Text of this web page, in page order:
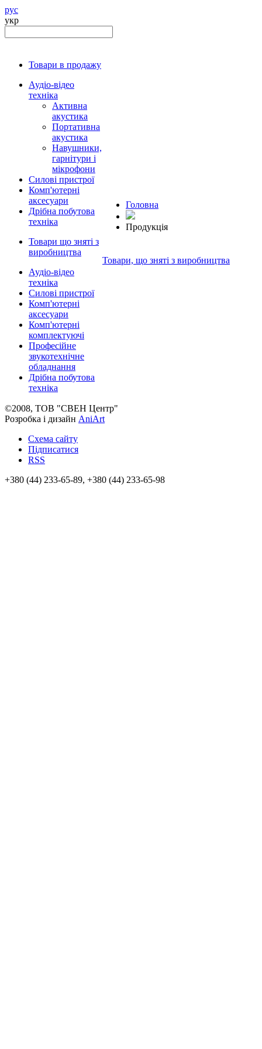
рус
укр
Товари в продажу
Аудіо-відео
техніка
Активна
акустика
Портативна
акустика
Навушники,
гарнітури і
мікрофони
Силові пристрої
Комп'ютерні
аксесуари
Дрібна побутова
техніка
Товари що зняті з
виробництва
Аудіо-відео
техніка
Силові пристрої
Комп'ютерні
аксесуари
Комп'ютерні
комплектуючі
Професійне
звукотехнічне
обладнання
Дрібна побутова
техніка
Головна
Продукцiя
Товари, що зняті з виробництва
©2008, ТОВ "СВЕН Центр"
Розробка і дизайн AniArt
Схема сайту
Підписатися
RSS
+380 (44) 233-65-89, +380 (44) 233-65-98